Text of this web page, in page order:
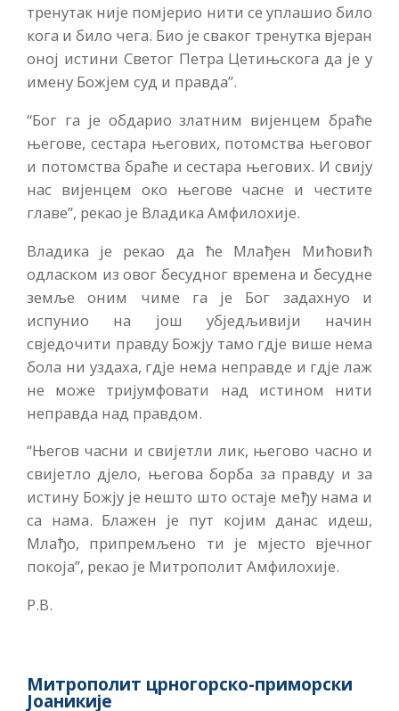
тренутак није помјерио нити се уплашио било
кога и било чега. Био је сваког тренутка вјеран
оној истини Светог Петра Цетињскога да је у
имену Божјем суд и правда”.
“Бог га је обдарио златним вијенцем браће
његове, сестара његових, потомства његовог
и потомства браће и сестара његових. И свију
нас вијенцем око његове часне и честите
главе”, рекао је Владика Амфилохије.
Владика је рекао да ће Млађен Мићовић
одласком из овог бесудног времена и бесудне
земље оним чиме га је Бог задахнуо и
испунио на још убједљивији начин
свједочити правду Божју тамо гдје више нема
бола ни уздаха, гдје нема неправде и гдје лаж
не може тријумфовати над истином нити
неправда над правдом.
“Његов часни и свијетли лик, његово часно и
свијетло дјело, његова борба за правду и за
истину Божју је нешто што остаје међу нама и
са нама. Блажен је пут којим данас идеш,
Млађо, припремљено ти је мјесто вјечног
покоја”, рекао је Митрополит Амфилохије.
Р.В.
Митрополит црногорско-приморски
Јоаникије